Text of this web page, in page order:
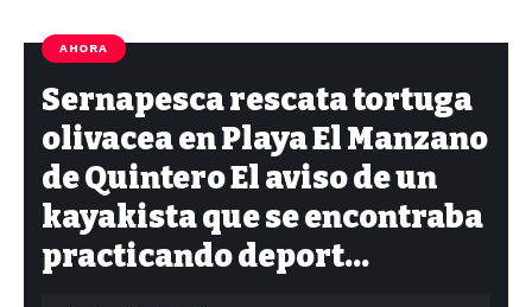
AHORA
Sernapesca rescata tortuga
olivacea en Playa El Manzano
de Quintero El aviso de un
kayakista que se encontraba
practicando deport…